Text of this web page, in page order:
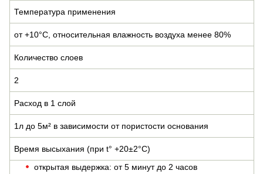
Температура применения
от +10°С, относительная влажность воздуха менее 80%
Количество слоев
2
Расход в 1 слой
1л до 5м² в зависимости от пористости основания
Время высыхания (при t° +20±2°C)
открытая выдержка: от 5 минут до 2 часов